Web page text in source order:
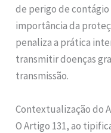
de perigo de
importância da
penaliza a prática
transmitir doenças
transmissão.
Contextualização do
O Artigo 131, ao